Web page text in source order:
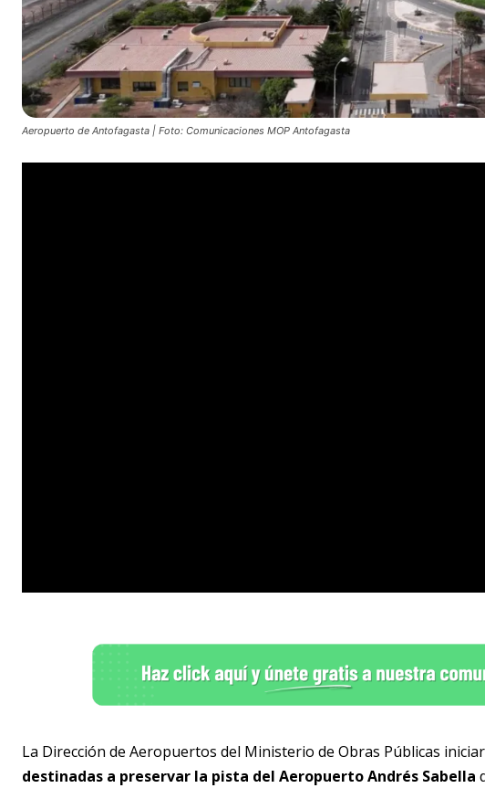
Aeropuerto de Antofagasta | Foto: Comunicaciones MOP Antofagasta
La Dirección de Aeropuertos del Ministerio de Obras Públicas
destinadas a preservar la pista del Aeropuerto Andrés Sabella